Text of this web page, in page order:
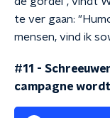
te ver gaan:
mensen, vind ik
#11 -
campagne